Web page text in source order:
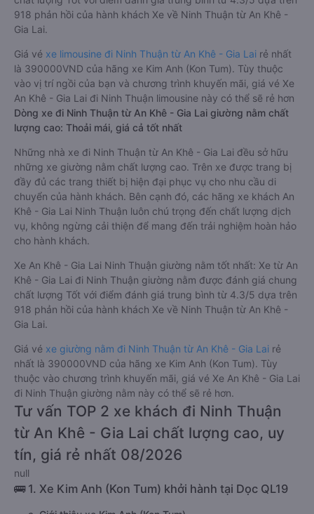
918 phản hồi của hành khách Xe về Ninh Thuận từ An Khê -
Gia Lai.
Giá vé xe limousine đi Ninh Thuận từ An Khê - Gia Lai rẻ nhất
là 390000VND của hãng xe Kim Anh (Kon Tum). Tùy thuộc
vào vị trí ngồi của bạn và chương trình khuyến mãi, giá vé Xe
An Khê - Gia Lai đi Ninh Thuận limousine này có thể sẽ rẻ hơn
Dòng xe đi Ninh Thuận từ An Khê - Gia Lai giường nằm chất
lượng cao: Thoải mái, giá cả tốt nhất
Những nhà xe đi Ninh Thuận từ An Khê - Gia Lai đều sở hữu
những xe giường nằm chất lượng cao. Trên xe được trang bị
đầy đủ các trang thiết bị hiện đại phục vụ cho nhu cầu di
chuyển của hành khách. Bên cạnh đó, các hãng xe khách An
Khê - Gia Lai Ninh Thuận luôn chú trọng đến chất lượng dịch
vụ, không ngừng cải thiện để mang đến trải nghiệm hoàn hảo
cho hành khách.
Xe An Khê - Gia Lai Ninh Thuận giường nằm tốt nhất: Xe từ An
Khê - Gia Lai đi Ninh Thuận giường nằm được đánh giá chung
chất lượng Tốt với điểm đánh giá trung bình từ 4.3/5 dựa trên
918 phản hồi của hành khách Xe về Ninh Thuận từ An Khê -
Gia Lai.
Giá vé xe giường nằm đi Ninh Thuận từ An Khê - Gia Lai rẻ
nhất là 390000VND của hãng xe Kim Anh (Kon Tum). Tùy
thuộc vào chương trình khuyến mãi, giá vé Xe An Khê - Gia Lai
đi Ninh Thuận giường nằm này có thể sẽ rẻ hơn.
Tư vấn TOP 2 xe khách đi Ninh Thuận
từ An Khê - Gia Lai chất lượng cao, uy
tín, giá rẻ nhất 08/2026
null
🚌 1. Xe Kim Anh (Kon Tum) khởi hành tại Dọc QL19